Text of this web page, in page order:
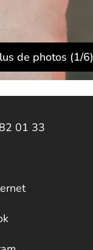
de photos (1/6)
01 33